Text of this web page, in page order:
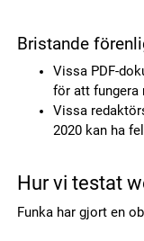
Bristande
Vissa PDF-
för att fungera
Vissa
2020 kan ha
Hur vi testat
Funka har gjort en